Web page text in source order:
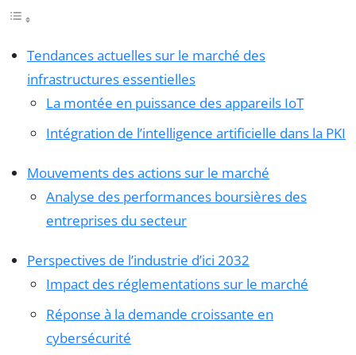
Tendances actuelles sur le marché des
infrastructures essentielles
La montée en puissance des appareils IoT
Intégration de l’intelligence artificielle dans la PKI
Mouvements des actions sur le marché
Analyse des performances boursières des
entreprises du secteur
Perspectives de l’industrie d’ici 2032
Impact des réglementations sur le marché
Réponse à la demande croissante en
cybersécurité